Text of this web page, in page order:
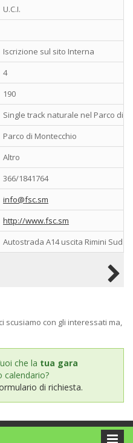
U.C.I.
Iscrizione sul sito Interna
4
190
Single track naturale nel Parco di
Parco di Montecchio
Altro
366/1841764
info@fsc.sm
http://www.fsc.sm
Autostrada A14 uscita Rimini Sud -
scusiamo con gli interessati ma,
che la tua gara
calendario?
di richiesta.